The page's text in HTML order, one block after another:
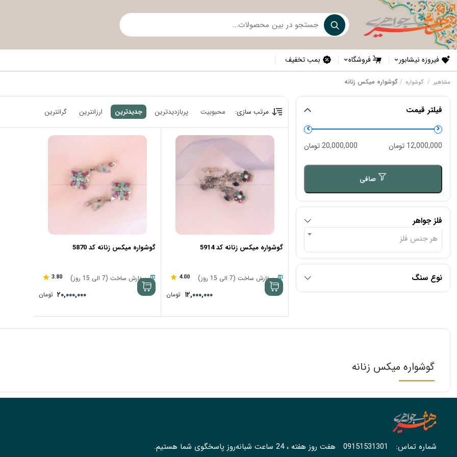
فیروزه نیشابور فروشگاه بمب تخفیف
مشاهیر / گوشواره /گوشواره میکس زنانه
فیلتر قیمت
حداقل
قیمت
حداكثر
قيمت
صافی
12,000,000 تومان 20,000,000 تومان
فلز جواهر
هر جنس فلز
نوع سنگ
مرتب سازی: محبوبیت پربازدیدترین جدیدترین ارزانترین گرانترین
گوشواره میکس زنانه کد 5914
سفارش ساخت (7 الی 15 روز) 4.00
۱۲,۰۰۰,۰۰۰ تومان
گوشواره میکس زنانه کد 5870
سفارش ساخت (7 الی 15 روز) 3.80
۲۰,۰۰۰,۰۰۰ تومان
گوشواره میکس زنانه
شماره تماس: 09151531301 هفت روز هفته ، 24 ساعت شبانه‌روز پاسخگوی شما هستیم.